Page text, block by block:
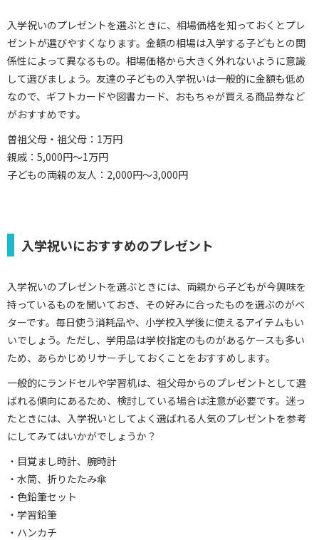
入学祝いのプレゼントを選ぶときに、相場価格を知っておくとプレ
ゼントが選びやすくなります。金額の相場は入学する子どもとの関
係性によって異なるもの。相場価格から大きく外れないように意識
して選びましょう。友達の子どもの入学祝いは一般的に金額も低め
なので、ギフトカードや図書カード、おもちゃが買える商品券など
がおすすめです。
曽祖父母・祖父母：1万円
親戚：5,000円～1万円
子どもの両親の友人：2,000円～3,000円
入学祝いにおすすめのプレゼント
入学祝いのプレゼントを選ぶときには、両親から子どもが今興味を
持っているものを聞いておき、その好みに合ったものを選ぶのがベ
ターです。毎日使う消耗品や、小学校入学後に使えるアイテムもい
いでしょう。ただし、学用品は学校指定のものがあるケースも多い
ため、あらかじめリサーチしておくことをおすすめします。
一般的にランドセルや学習机は、祖父母からのプレゼントとして選
ばれる傾向にあるため、検討している場合は注意が必要です。迷っ
たときには、入学祝いとしてよく選ばれる人気のプレゼントを参考
にしてみてはいかがでしょうか？
・目覚まし時計、腕時計
・水筒、折りたたみ傘
・色鉛筆セット
・学習鉛筆
・ハンカチ